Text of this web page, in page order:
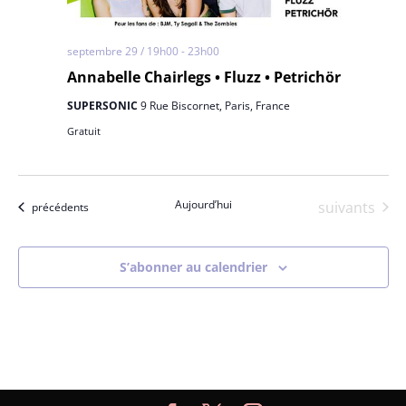
Annabelle Chairlegs • Fluzz • Petrichör
septembre 29 / 19h00 -23h00
SUPERSONIC 9 Rue Biscornet, Paris, France
Gratuit
Évènements
précédents Aujourd’hui Évènements
suivants
S’abonner au calendrier